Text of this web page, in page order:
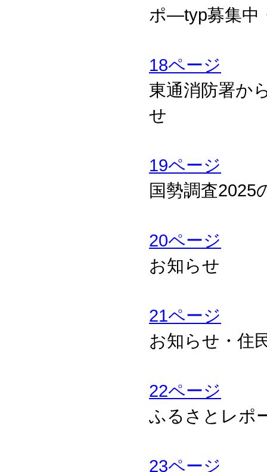
ポ―typ募集中
18ページ
東通消防署か
せ
19ページ
国勢調査2025
20ページ
お知らせ
21ページ
お知らせ・住
22ページ
ふるさとレポ
23ページ